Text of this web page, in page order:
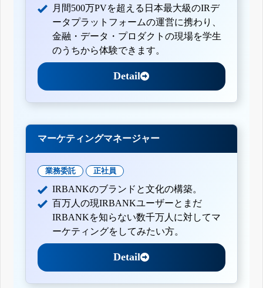
月間500万PVを超える日本最大級のIRデ
ータプラットフォームの運営に携わり、
金融・データ・プロダクトの現場を学生
のうちから体験できます。
Detail
マーケティングマネージャー
業務委託 正社員
IRBANKのブランドと文化の構築。
百万人の現IRBANKユーザーとまだ
IRBANKを知らない数千万人に対してマ
ーケティングをしてみたい方。
Detail